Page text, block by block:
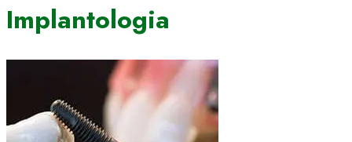
Implantologia